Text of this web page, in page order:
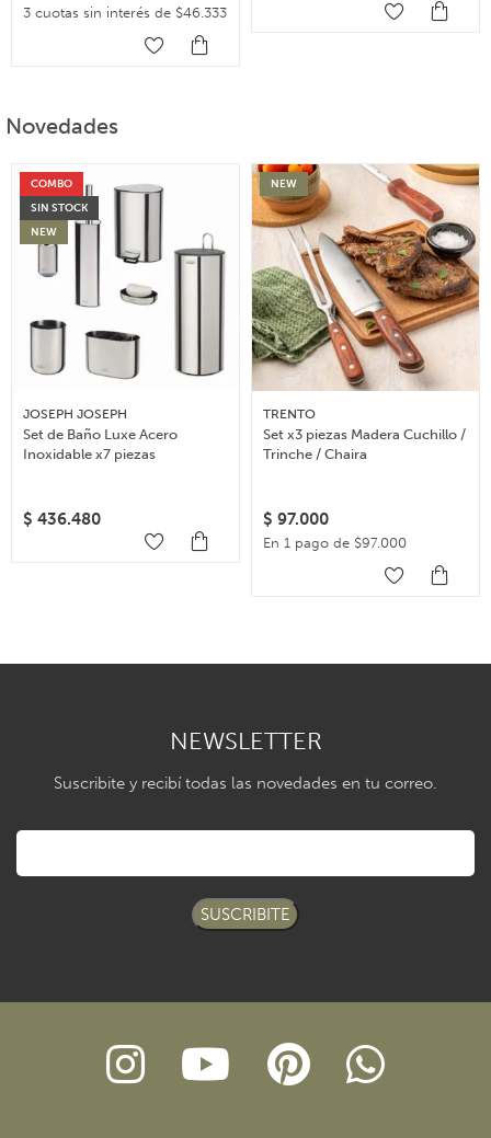
3 cuotas sin interés de $46.333
Novedades
COMBO
SIN STOCK
NEW
JOSEPH JOSEPH
Set de Baño Luxe Acero
Inoxidable x7 piezas
$ 436.480
NEW
TRENTO
Set x3 piezas Madera Cuchillo /
Trinche / Chaira
$ 97.000
En 1 pago de $97.000
NEWSLETTER
Suscribite y recibí todas las novedades en tu correo.
SUSCRIBITE